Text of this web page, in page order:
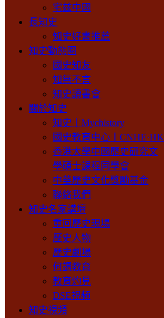
宅兹中國
長知史
知史好書推薦
知史動態圈
國史知友
知無不言
知史讀書會
關於知史
知史丨Mychistory
國史教育中心丨CNHE·HK
香港大學中國歷史研究文
學碩士課程同學會
中華歷史文化獎勵基金
聯絡我們
知史名家講壇
重回歷史現場
歷史人物
歷史劇場
何謂教育
教育灼見
DSE視頻
知史視頻